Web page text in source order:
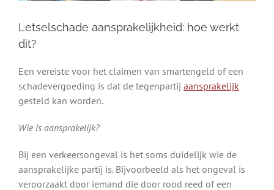
Letselschade aansprakelijkheid: hoe werkt
dit?
Een vereiste voor het claimen van smartengeld of een
schadevergoeding is dat de tegenpartij aansprakelijk
gesteld kan worden.
Wie is aansprakelijk?
Bij een verkeersongeval is het soms duidelijk wie de
aansprakelijke partij is. Bijvoorbeeld als het ongeval is
veroorzaakt door iemand die door rood reed of een